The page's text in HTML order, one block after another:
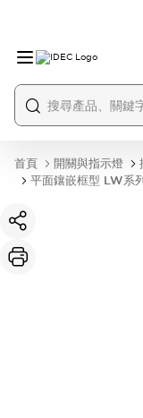
首頁 開關與指示燈
平面鑲嵌框型 LW系